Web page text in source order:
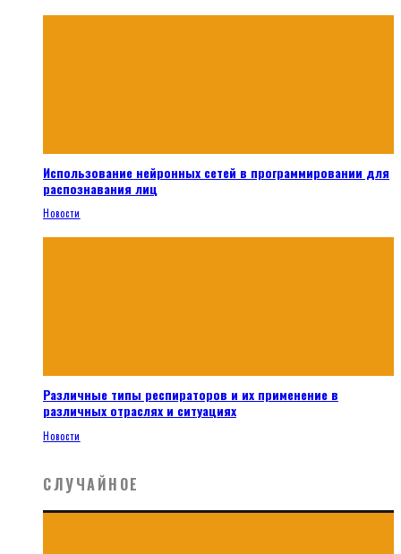
Использование нейронных сетей в программировании для
распознавания лиц
Новости
Различные типы респираторов и их применение в
различных отраслях и ситуациях
Новости
СЛУЧАЙНОЕ